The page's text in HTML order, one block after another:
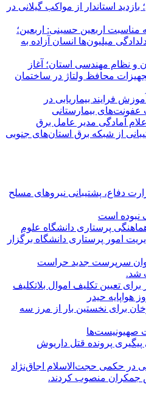
استاندار از مواکب گیلانی در
مناسبت اربعین حسینی: اربعین؛
میلیون‌ها انسان آزاده به
و نظام مهندسی استان؛ آغاز
محافظ ولتاژ در ساختمان
فرایند بیماریابی در
بیمارستانی
آمادگی مدیر عامل برق
از شبكه برق استان‌های جنوبی
دفاع، پشتیبانی نیرو‌های مسلح
نبوده است
پرستاری دانشگاه علوم
امور پرستاری دانشگاه برگزار
سرپرست جدید حراست
شد.
تعیین تکلیف اموال بلاتکلیف
هواپایه حیدر
برای نخستین بار از مرز سه
پرونده قتل داریوش
در حکمی حجت‌الاسلام اجاق‌نژاد
جمکران منصوب کردند.